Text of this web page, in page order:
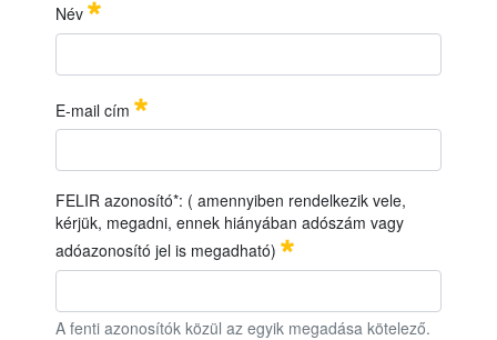
IDŐ PONT:
Név
E-mail cím
FELIR azonosító*: ( amennyiben rendelkezik vele,
kérjük, megadni, ennek hiányában adószám vagy
adóazonosító jel is megadható)
FELIR azonosító*: ( amennyiben rendelkezik vele, kérjük,
A fenti azonosítók közül az egyik megadása kötelező.